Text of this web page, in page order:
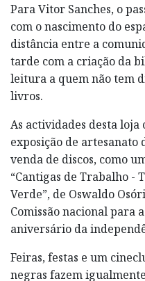
Para Vitor Sanches, o
com o nascimento do
distância entre a
tarde com a criação da
leitura a quem não tem
livros.
As actividades desta
exposição de artesanato
venda de discos, como
“Cantigas de Trabalho -
Verde”, de Oswaldo
Comissão nacional para
aniversário da
Feiras, festas e um
negras fazem